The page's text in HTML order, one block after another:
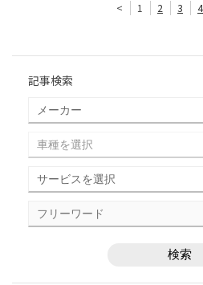
< 1 2 3 4
記事検索